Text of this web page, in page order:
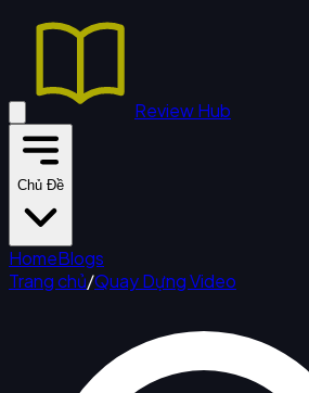
Review Hub
Chủ Đề
HomeBlogs
Trang chủ/Quay Dựng Video